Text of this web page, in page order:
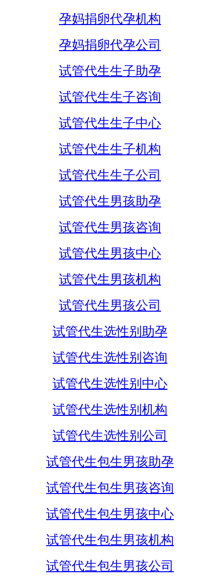
孕妈捐卵代孕机构
孕妈捐卵代孕公司
试管代生生子助孕
试管代生生子咨询
试管代生生子中心
试管代生生子机构
试管代生生子公司
试管代生男孩助孕
试管代生男孩咨询
试管代生男孩中心
试管代生男孩机构
试管代生男孩公司
试管代生选性别助孕
试管代生选性别咨询
试管代生选性别中心
试管代生选性别机构
试管代生选性别公司
试管代生包生男孩助孕
试管代生包生男孩咨询
试管代生包生男孩中心
试管代生包生男孩机构
试管代生包生男孩公司